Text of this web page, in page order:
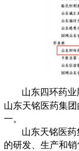
山东四环药
山东天铭医药集
一。
山东天铭医药
的研发、生产和